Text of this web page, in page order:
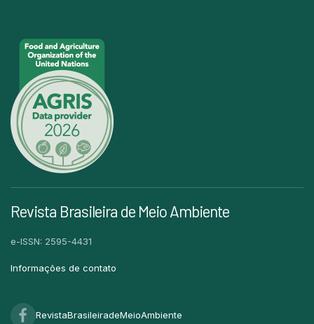
Revista Brasileira de Meio Ambiente
e-ISSN: 2595-4431
Informações de contato
RevistaBrasileiradeMeioAmbiente